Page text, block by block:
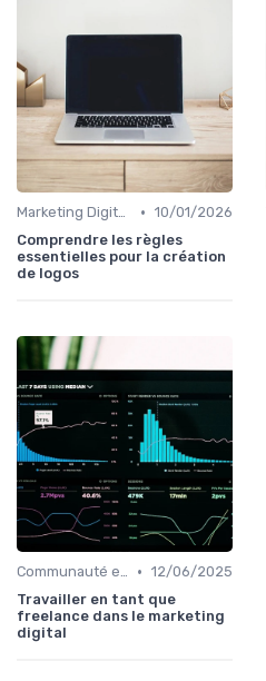
Marketing Digital et Réglementations • 10/01/2026
Comprendre les règles
essentielles pour la création
de logos
Communauté et Réseaux Professionnels • 12/06/2025
Travailler en tant que
freelance dans le marketing
digital